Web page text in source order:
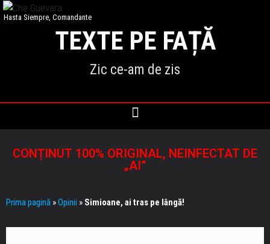
Hasta Siempre, Comandante
TEXTE PE FAȚĂ
Zic ce-am de zis
CONȚINUT 100% ORIGINAL, NEINFECTAT DE
„AI”
Prima pagină »Opinii » Simioane, ai tras pe lângă!